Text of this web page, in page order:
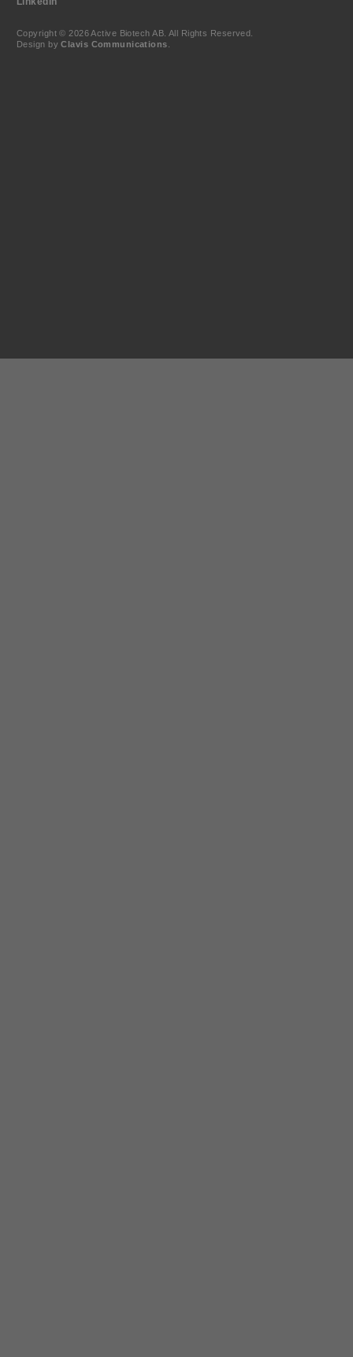
Copyright © 2026 Active Biotech AB. All Rights Reserved.
Design byClavis Communications